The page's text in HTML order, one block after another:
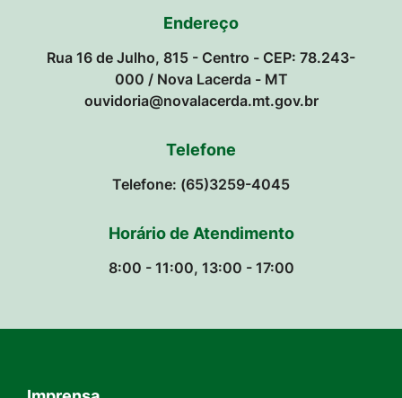
Endereço
Rua 16 de Julho, 815 - Centro - CEP: 78.243-
000 / Nova Lacerda - MT
ouvidoria@novalacerda.mt.gov.br
Telefone
Telefone: (65)3259-4045
Horário de Atendimento
8:00 - 11:00, 13:00 - 17:00